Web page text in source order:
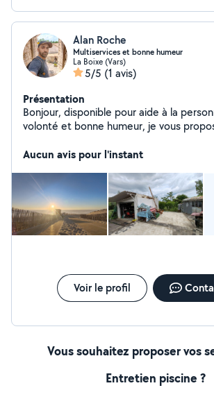
Alan Roche
Multiservices et bonne humeur
La Boixe (Vars)
5/5 (1 avis)
Présentation
Bonjour, disponible pour aide à la
volonté et bonne humeur, je vous
meubles ou encombrants, la livraisons, le
ou immoblier. Je peux également sous condition et
suivant disponibilité faire des soins et
relaxant.
Aucun avis pour l'instant
Voir le profil
Vous souhaitez proposer vos
Entretien piscine ?